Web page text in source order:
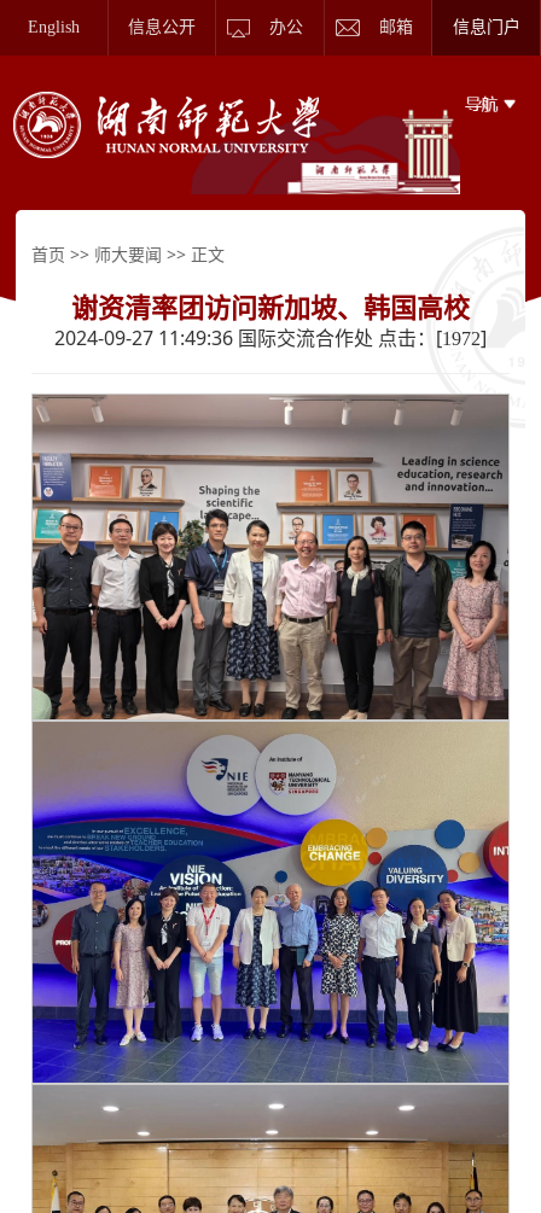
English 信息公开 办公 邮箱 信息门户
首页 >> 师大要闻 >> 正文
谢资清率团访问新加坡、韩国高校
2024-09-27 11:49:36 国际交流合作处 点击：[1972]